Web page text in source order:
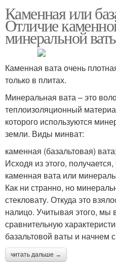
Каменная или
Отличие
минеральной
Каменная вата очень
только в плитах.
Минеральная вата – это
теплоизоляционный
которого используются
земли. Виды минват:
каменная (базальтовая)
Исходя из этого,
каменная вата или
Как ни странно, но
стекловату. Откуда это
налицо. Учитывая этого,
сравнительную
базальтовой ваты и начнем
читать дальше →